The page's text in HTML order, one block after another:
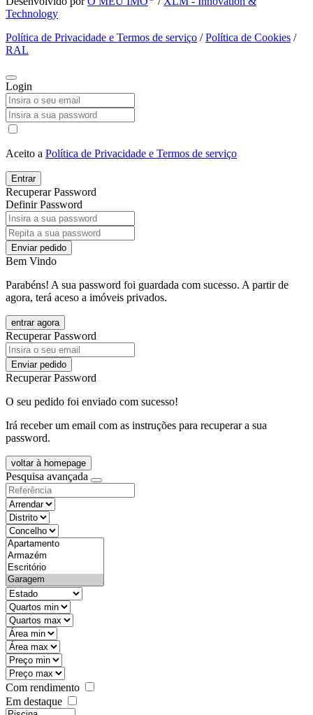
Technology
Política de Privacidade e Termos de serviço /Política de Cookies /
RAL
Login
Aceito a Política de Privacidade e Termos de serviço
Entrar
Recuperar Password
Definir Password
Enviar pedido
Bem Vindo
Parabéns! A sua password foi guardada com sucesso. A partir de
agora, terá aceso a imóveis privados.
entrar agora
Recuperar Password
Enviar pedido
Recuperar Password
O seu pedido foi enviado com sucesso!
Irá receber um email com as instruções para recuperar a sua
password.
voltar à homepage
Pesquisa avançada
objective
districtId
countyId
types
state
mintypo
maxtypo
minarea
maxarea
minprice
maxprice
Com rendimento
Em destaque